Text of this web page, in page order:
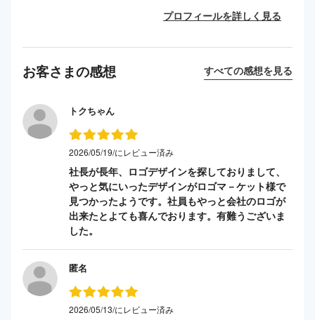
プロフィールを詳しく見る
お客さまの感想 すべての感想を見る
トクちゃん
2026/05/19/にレビュー済み
社長が長年、ロゴデザインを探しておりまして、
やっと気にいったデザインがロゴマ－ケット様で
見つかったようです。社員もやっと会社のロゴが
出来たとよても喜んでおります。有難うございま
した。
匿名
2026/05/13/にレビュー済み